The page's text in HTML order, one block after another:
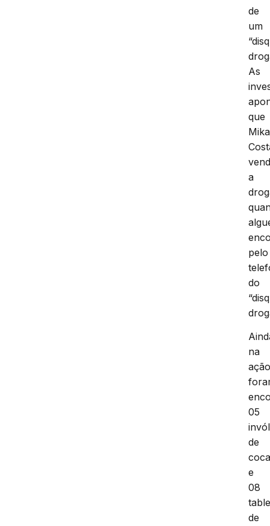
de
um
As
que
a
pelo
do
na
05
de
e
08
de